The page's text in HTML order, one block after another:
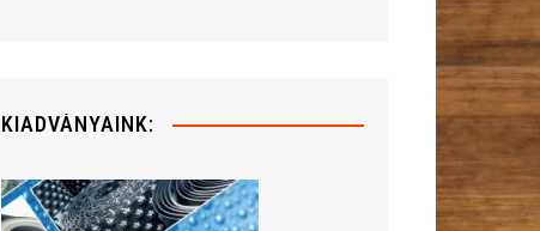
KIADVÁNYAINK: